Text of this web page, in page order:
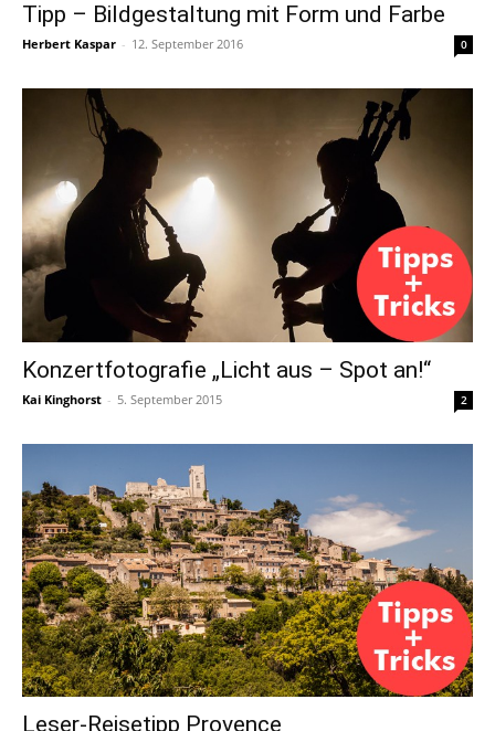
Tipp – Bildgestaltung mit Form und Farbe
Herbert Kaspar - 12. September 2016 0
Konzertfotografie „Licht aus – Spot an!“
Kai Kinghorst - 5. September 2015 2
Leser-Reisetipp Provence